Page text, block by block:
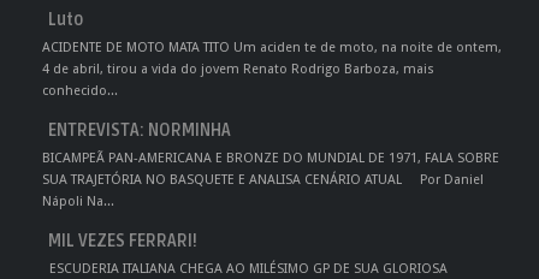
Luto
ACIDENTE DE MOTO MATA TITO Um aciden te de moto, na noite de ontem,
4 de abril, tirou a vida do jovem Renato Rodrigo Barboza, mais
conhecido...
ENTREVISTA: NORMINHA
BICAMPEÃ PAN-AMERICANA E BRONZE DO MUNDIAL DE 1971, FALA SOBRE
SUA TRAJETÓRIA NO BASQUETE E ANALISA CENÁRIO ATUAL Por Daniel
Nápoli Na...
MIL VEZES FERRARI!
ESCUDERIA ITALIANA CHEGA AO MILÉSIMO GP DE SUA GLORIOSA